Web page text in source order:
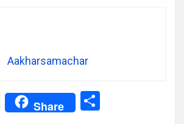
Aakharsamachar
W
Share